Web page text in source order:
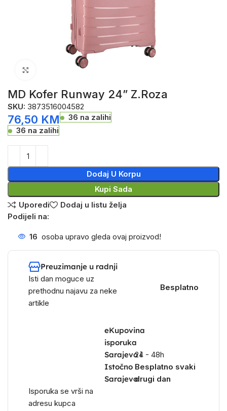
Click to enlarge
MD Kofer Runway 24” Z.Roza
SKU: 3873516004582
76,50 KM
36 na zalihi
36 na zalihi
Dodaj U Korpu
Kupi Sada
Uporedi
Dodaj u listu želja
Podijeli na:
16 osoba upravo gleda ovaj proizvod!
Preuzimanje u radnji
Isti dan moguce uz
prethodnu najavu za neke
artikle
Besplatno
eKupovina
isporuka
Sarajevo i
Istočno
Sarajevo
Isporuka se vrši na
adresu kupca
24 - 48h
Besplatno svaki
drugi dan